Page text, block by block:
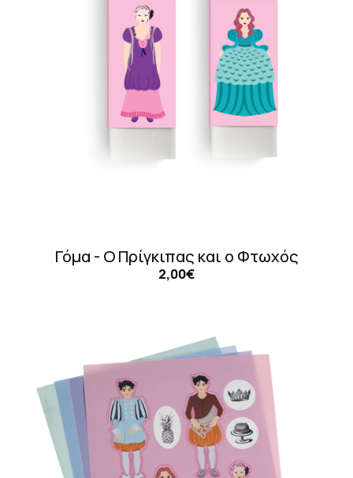
Γόμα - Ο Πρίγκιπας και ο Φτωχός
2,00€